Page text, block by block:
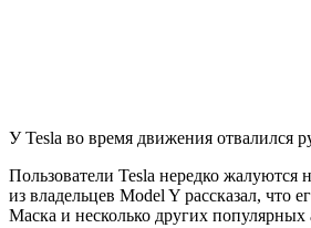
У Tesla во время движения отвалился
Пользователи Tesla нередко
из владельцев Model Y рассказал, что
Маска и несколько других